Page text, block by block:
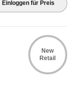
Einloggen für Preis
New
Retail